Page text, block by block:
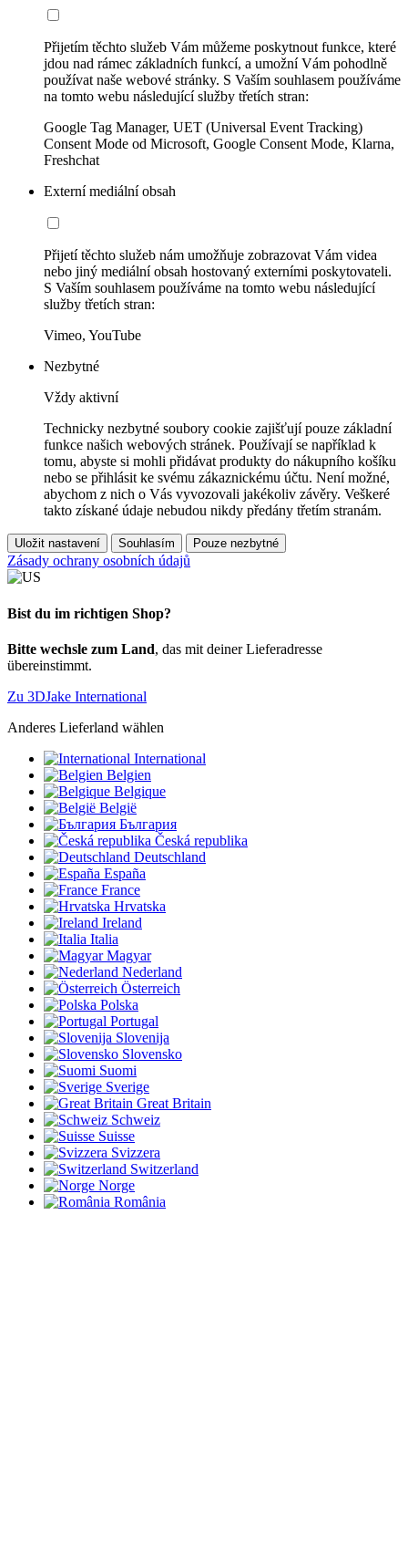
Přijetím těchto služeb Vám můžeme poskytnout funkce, které
jdou nad rámec základních funkcí, a umožní Vám pohodlně
používat naše webové stránky. S Vaším souhlasem používáme
na tomto webu následující služby třetích stran:
Google Tag Manager, UET (Universal Event Tracking)
Consent Mode od Microsoft, Google Consent Mode, Klarna,
Freshchat
Externí mediální obsah
Přijetí těchto služeb nám umožňuje zobrazovat Vám videa
nebo jiný mediální obsah hostovaný externími poskytovateli.
S Vaším souhlasem používáme na tomto webu následující
služby třetích stran:
Vimeo, YouTube
Nezbytné
Vždy aktivní
Technicky nezbytné soubory cookie zajišťují pouze základní
funkce našich webových stránek. Používají se například k
tomu, abyste si mohli přidávat produkty do nákupního košíku
nebo se přihlásit ke svému zákaznickému účtu. Není možné,
abychom z nich o Vás vyvozovali jakékoliv závěry. Veškeré
takto získané údaje nebudou nikdy předány třetím stranám.
Uložit nastavení Souhlasím Pouze nezbytné
Zásady ochrany osobních údajů
Bist du im richtigen Shop?
Bitte wechsle zum Land, das mit deiner Lieferadresse
übereinstimmt.
Zu 3DJake International
Anderes Lieferland wählen
International
Belgien
Belgique
België
България
Česká republika
Deutschland
España
France
Hrvatska
Ireland
Italia
Magyar
Nederland
Österreich
Polska
Portugal
Slovenija
Slovensko
Suomi
Sverige
Great Britain
Schweiz
Suisse
Svizzera
Switzerland
Norge
România